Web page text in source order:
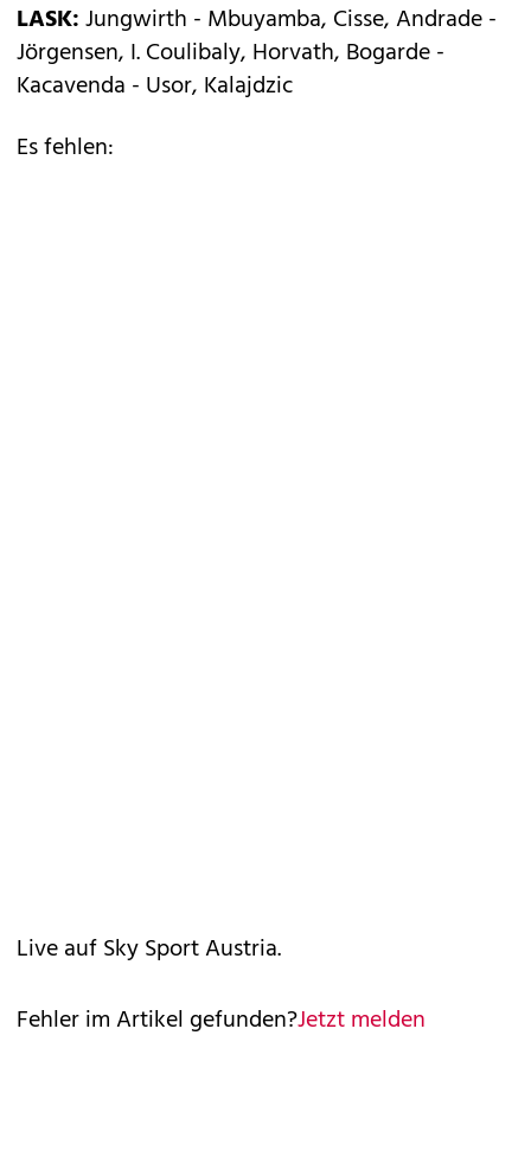
LASK:Jungwirth - Mbuyamba, Cisse, Andrade -
Jörgensen, I. Coulibaly, Horvath, Bogarde -
Kacavenda - Usor, Kalajdzic
Es fehlen:
Live auf Sky Sport Austria.
Fehler im Artikel gefunden?Jetzt melden